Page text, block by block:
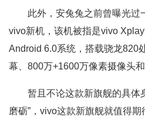
此外，安兔兔之前曾曝光过
vivo新机，该机被指是vivo
Android 6.0系统，搭载骁龙820
幕、800万+1600万像素摄像头
暂且不论这款新旗舰的具体
磨砺”，vivo这款新旗舰就值得期